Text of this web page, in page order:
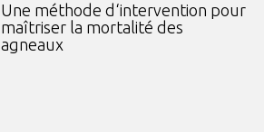
Une méthode d‘intervention pour
maîtriser la mortalité des
agneaux